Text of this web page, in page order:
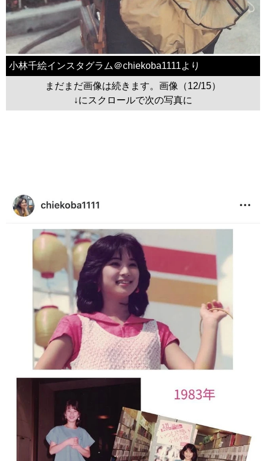
小林千絵インスタグラム＠chiekoba1111より
まだまだ画像は続きます。画像（12/15）
↓にスクロールで次の写真に